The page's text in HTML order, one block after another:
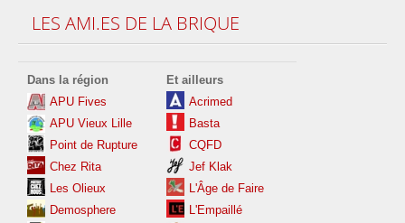
LES AMI.ES DE LA BRIQUE
Dans la région
APU Fives
APU Vieux Lille
Point de Rupture
Chez Rita
Les Olieux
Demosphere
Et ailleurs
Acrimed
Basta
CQFD
Jef Klak
L'Âge de Faire
L'Empaillé